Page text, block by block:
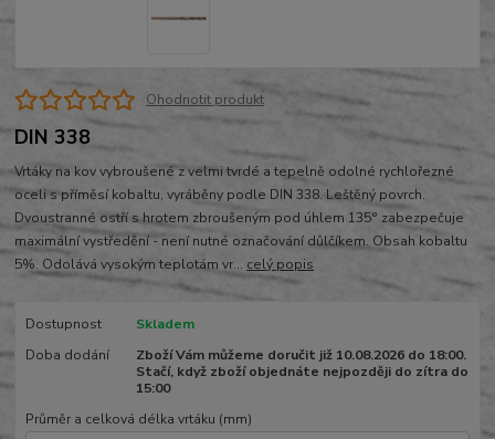
Ohodnotit produkt
DIN 338
Vrtáky na kov vybroušené z velmi tvrdé a tepelně odolné rychlořezné
oceli s příměsí kobaltu, vyráběny podle DIN 338. Leštěný povrch.
Dvoustranné ostří s hrotem zbroušeným pod úhlem 135° zabezpečuje
maximální vystředění - není nutné označování důlčíkem. Obsah kobaltu
5%. Odolává vysokým teplotám vr... celý popis
Dostupnost
Skladem
Doba dodání
Zboží Vám můžeme doručit již 10.08.2026 do 18:00.
Stačí, když zboží objednáte nejpozději do zítra do
15:00
Průměr a celková délka vrtáku (mm)